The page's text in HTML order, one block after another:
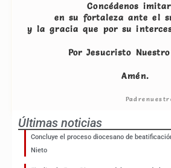
Concédenos
en su fortaleza ante el
y la gracia que por su
Por Jesucristo
Amén.
Últimas noticias
Concluye el proceso diocesano de
Nieto